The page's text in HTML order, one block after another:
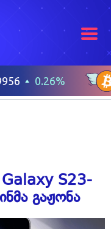
Galaxy S23-
გაჟონა